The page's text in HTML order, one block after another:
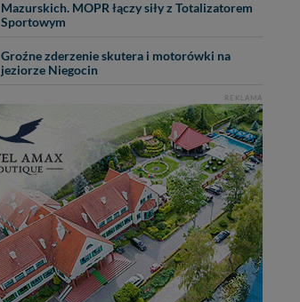
Mazurskich. MOPR łączy siły z Totalizatorem
Sportowym
Groźne zderzenie skutera i motorówki na
jeziorze Niegocin
REKLAMA